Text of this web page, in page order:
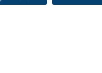
Vu en dernier